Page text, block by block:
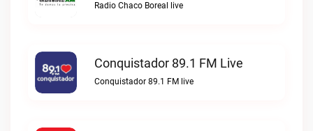
Radio Chaco Boreal live
Conquistador 89.1 FM Live
Conquistador 89.1 FM live